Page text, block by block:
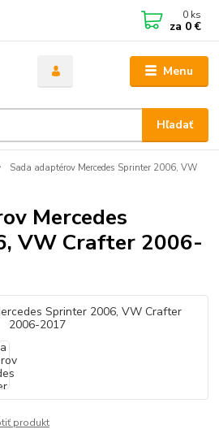
Menu
Hľadať
0 ks
za 0 €
Sada adaptérov Mercedes Sprinter 2006, VW
Mercedes
VW Crafter 2006-
produkt